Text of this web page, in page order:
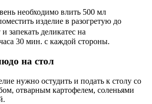
необходимо влить 500 мл
изделие в разогретую до
запекать деликатес на
30 мин. с каждой стороны.
на стол
нужно остудить и подать к столу со
отварным картофелем, соленьями